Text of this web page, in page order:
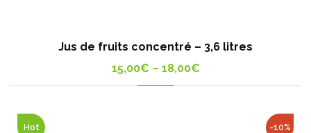
Jus de fruits concentré – 3,6 litres
15,00€ – 18,00€
-10%
Hot